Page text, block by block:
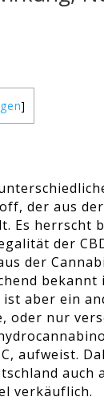
]
der aus
Es herrscht
der
der
bekannt
ist aber ein
oder nur
aufweist.
auch
verkäuflich.